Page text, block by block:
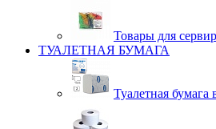
Товары для
ТУАЛЕТНАЯ БУМАГА
Туалетная бумага